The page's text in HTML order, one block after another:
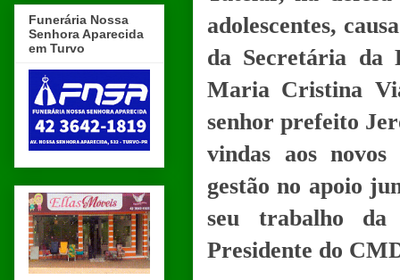
adolescentes,
da Secretária da
Maria Cristina
senhor prefeito
vindas aos
gestão no apoio
seu trabalho da
Presidente do
Funerária Nossa
Senhora Aparecida
em Turvo